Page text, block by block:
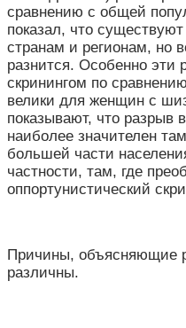
сравнению с общей
показал, что
странам и регионам, но
разнится. Особенно эти
скринингом по
велики для женщин с
показывают, что разрыв
наиболее значителен
большей части
частности, там, где
оппортунистический
Причины, объясняющие
различны.